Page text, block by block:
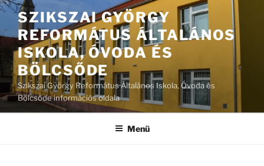
Tartalomhoz
SZIKSZAI GYÖRGY
REFORMÁTUS ÁLTALÁNOS
ISKOLA, ÓVODA ÉS
BÖLCSŐDE
Szikszai György Református Általános Iskola, Óvoda és
Bölcsőde információs oldala
Menü